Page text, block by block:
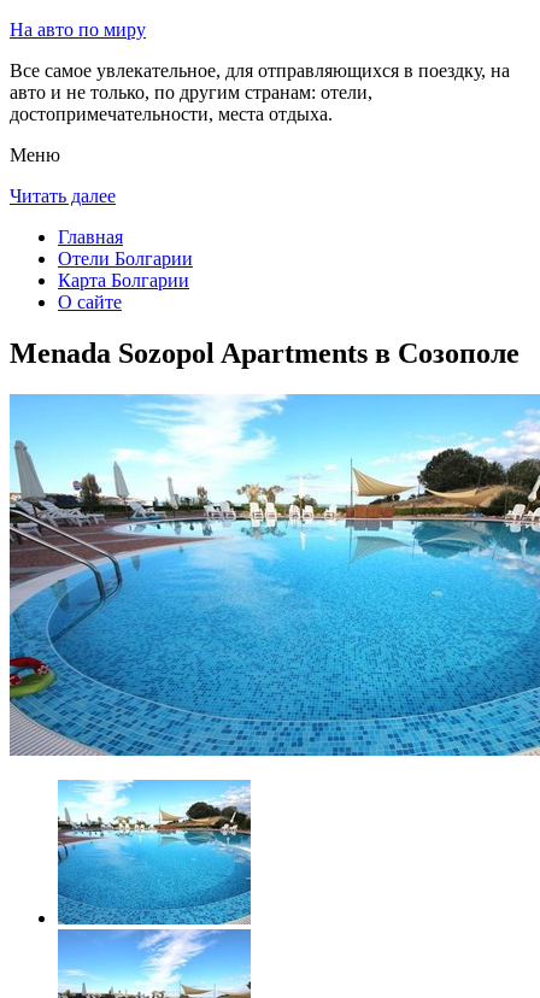
На авто по миру
Все самое увлекательное, для отправляющихся в поездку, на
авто и не только, по другим странам: отели,
достопримечательности, места отдыха.
Меню
Читать далее
Главная
Отели Болгарии
Карта Болгарии
О сайте
Menada Sozopol Apartments в Созополе